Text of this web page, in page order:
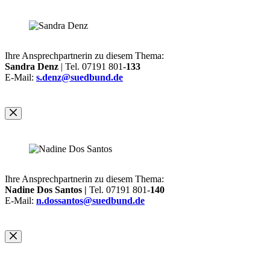
Ihre Ansprechpartnerin zu diesem Thema:
Sandra Denz | Tel. 07191 801-133
E-Mail: s.denz@suedbund.de
Ihre Ansprechpartnerin zu diesem Thema:
Nadine Dos Santos | Tel. 07191 801-140
E-Mail: n.dossantos@suedbund.de